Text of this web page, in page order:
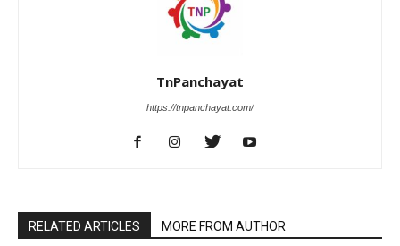
TnPanchayat
https://tnpanchayat.com/
RELATED ARTICLES MORE FROM AUTHOR